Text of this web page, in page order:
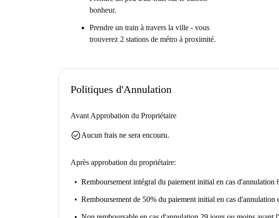
Il est parfait pour tous ceux qui recherchent un endroit moderne à
bonheur.
Prendre un train à travers la ville - vous
trouverez 2 stations de métro à proximité.
Politiques d'Annulation
Avant Approbation du Propriétaire
check_circleAucun frais ne sera encouru.
Après approbation du propriétaire:
Remboursement intégral du paiement initial en cas d'annulation
Remboursement de 50% du paiement initial en cas d'annulation